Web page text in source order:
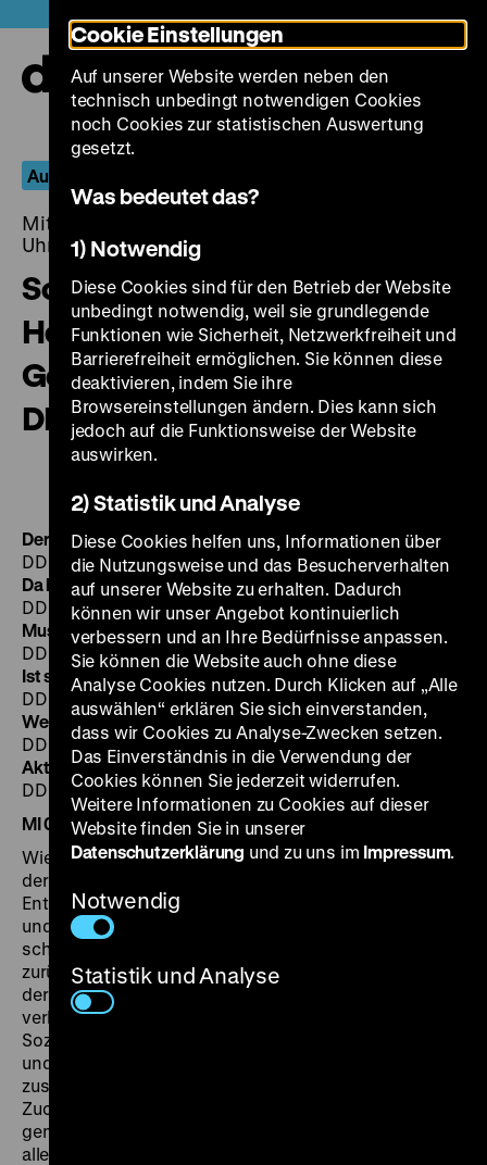
zum
Seiteninhalt
springen
Aus dem Fernseharchiv
Mittwoch, 06. November 2019, 20.00 - 00.00
Uhr
Schwere Bäuche, schwache
Herzen – Ernährung und
Gesundheitsvorsorge in der
DDR
Der Augenzeuge Nr. 12/1978
DDR 1978, R: Renate Drescher, 11‘ ·35mm
Da helfen keine Pillen
DDR 1961, R: Bruno J. Böttge, 15‘ 35mm
Musste das sein?
DDR 1964, R: Wolfgang Heyer, 14‘·35mm
Ist sattsein – richtig ernährt
DDR 1966, R: Ulrich Kluck, 12‘·35mm
Weil ich ein Dicker bin
DDR 1988, R: Christiane Hein, 20‘· 35mm
Aktive Erholung
DDR 1964, R: Kurt Weiler, 2‘·35mm
MI 06.11. um 20 Uhr·Einführung: Stefan Offermann
Wie in der Bundesrepublik gediehen auch in der DDR
der 1950er Jahre die Bäuche. Nach Jahren der
Entbehrung endete 1958 die Lebensmittelrationierung
und eine Lust am Konsum machte sich breit. Der Anteil
schwerer körperlicher Arbeit in der Industrie ging
zurück, die Automatisierung nahm zu, ebenso die Zahl
der Angestellten, die ihre Tage hinter dem Schreibtisch
verbrachten. Bereits in den 1960er Jahren wurde von
Sozialmedizinern ein erheblicher Mangel an Bewegung
und sportlicher Betätigung diagnostiziert, der –
zusammen mit der übermäßigen Zufuhr von Fett und
Zucker – für Herz-Kreislauf-Krankheiten verantwortlich
gemacht wurde. Angesichts der individuellen, vor
allem aber auch gravierenden volkswirtschaftlichen
Cookie Einstellungen
Auf unserer Website werden neben den
technisch unbedingt notwendigen Cookies
noch Cookies zur statistischen Auswertung
gesetzt.
Was bedeutet das?
1) Notwendig
Diese Cookies sind für den Betrieb der Website
unbedingt notwendig, weil sie grundlegende
Funktionen wie Sicherheit, Netzwerkfreiheit und
Barrierefreiheit ermöglichen. Sie können diese
deaktivieren, indem Sie ihre
Browsereinstellungen ändern. Dies kann sich
jedoch auf die Funktionsweise der Website
auswirken.
2) Statistik und Analyse
Diese Cookies helfen uns, Informationen über
die Nutzungsweise und das Besucherverhalten
auf unserer Website zu erhalten. Dadurch
können wir unser Angebot kontinuierlich
verbessern und an Ihre Bedürfnisse anpassen.
Sie können die Website auch ohne diese
Analyse Cookies nutzen. Durch Klicken auf „Alle
auswählen“ erklären Sie sich einverstanden,
dass wir Cookies zu Analyse-Zwecken setzen.
Das Einverständnis in die Verwendung der
Cookies können Sie jederzeit widerrufen.
Weitere Informationen zu Cookies auf dieser
Website finden Sie in unserer
Datenschutzerklärung und zu uns im Impressum.
Notwendig
Statistik und Analyse